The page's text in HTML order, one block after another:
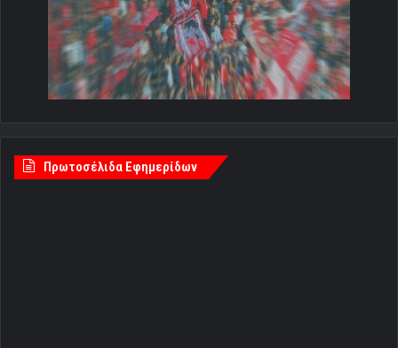
Πρωτοσέλιδα Εφημερίδων